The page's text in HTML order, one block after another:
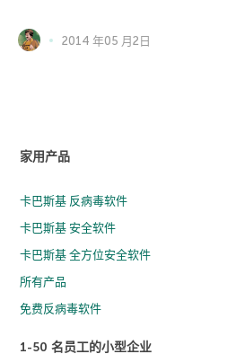
2014 年05 月2日
家用产品
卡巴斯基 反病毒软件
卡巴斯基 安全软件
卡巴斯基 全方位安全软件
所有产品
免费反病毒软件
1-50 名员工的小型企业